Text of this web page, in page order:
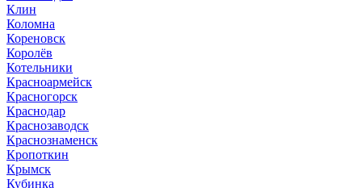
Клин
Коломна
Кореновск
Королёв
Котельники
Красноармейск
Красногорск
Краснодар
Краснозаводск
Краснознаменск
Кропоткин
Крымск
Кубинка